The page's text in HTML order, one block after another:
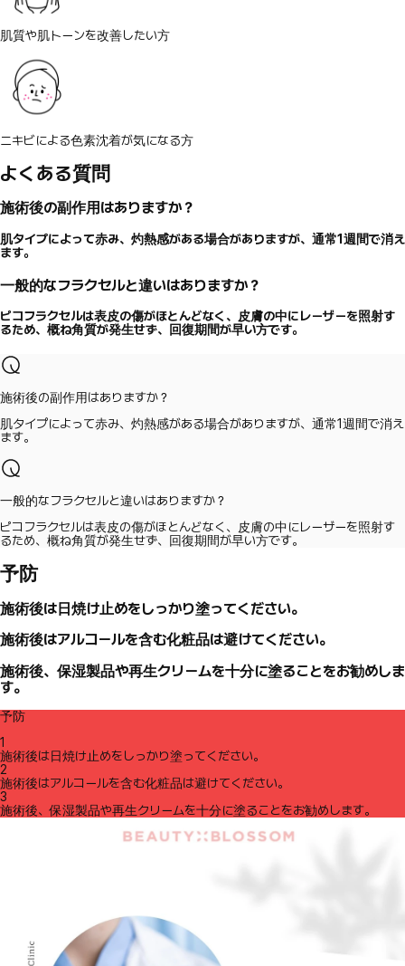
肌質や肌トーンを改善したい方
ニキビによる色素沈着が気になる方
よくある質問
施術後の副作用はありますか？
肌タイプによって赤み、灼熱感がある場合がありますが、通常1週間で消え
ます。
一般的なフラクセルと違いはありますか？
ピコフラクセルは表皮の傷がほとんどなく、皮膚の中にレーザーを照射す
るため、概ね角質が発生せず、回復期間が早い方です。
施術後の副作用はありますか？
肌タイプによって赤み、灼熱感がある場合がありますが、通常1週間で消え
ます。
一般的なフラクセルと違いはありますか？
ピコフラクセルは表皮の傷がほとんどなく、皮膚の中にレーザーを照射す
るため、概ね角質が発生せず、回復期間が早い方です。
予防
施術後は日焼け止めをしっかり塗ってください。
施術後はアルコールを含む化粧品は避けてください。
施術後、保湿製品や再生クリームを十分に塗ることをお勧めしま
す。
予防
1
施術後は日焼け止めをしっかり塗ってください。
2
施術後はアルコールを含む化粧品は避けてください。
3
施術後、保湿製品や再生クリームを十分に塗ることをお勧めします。